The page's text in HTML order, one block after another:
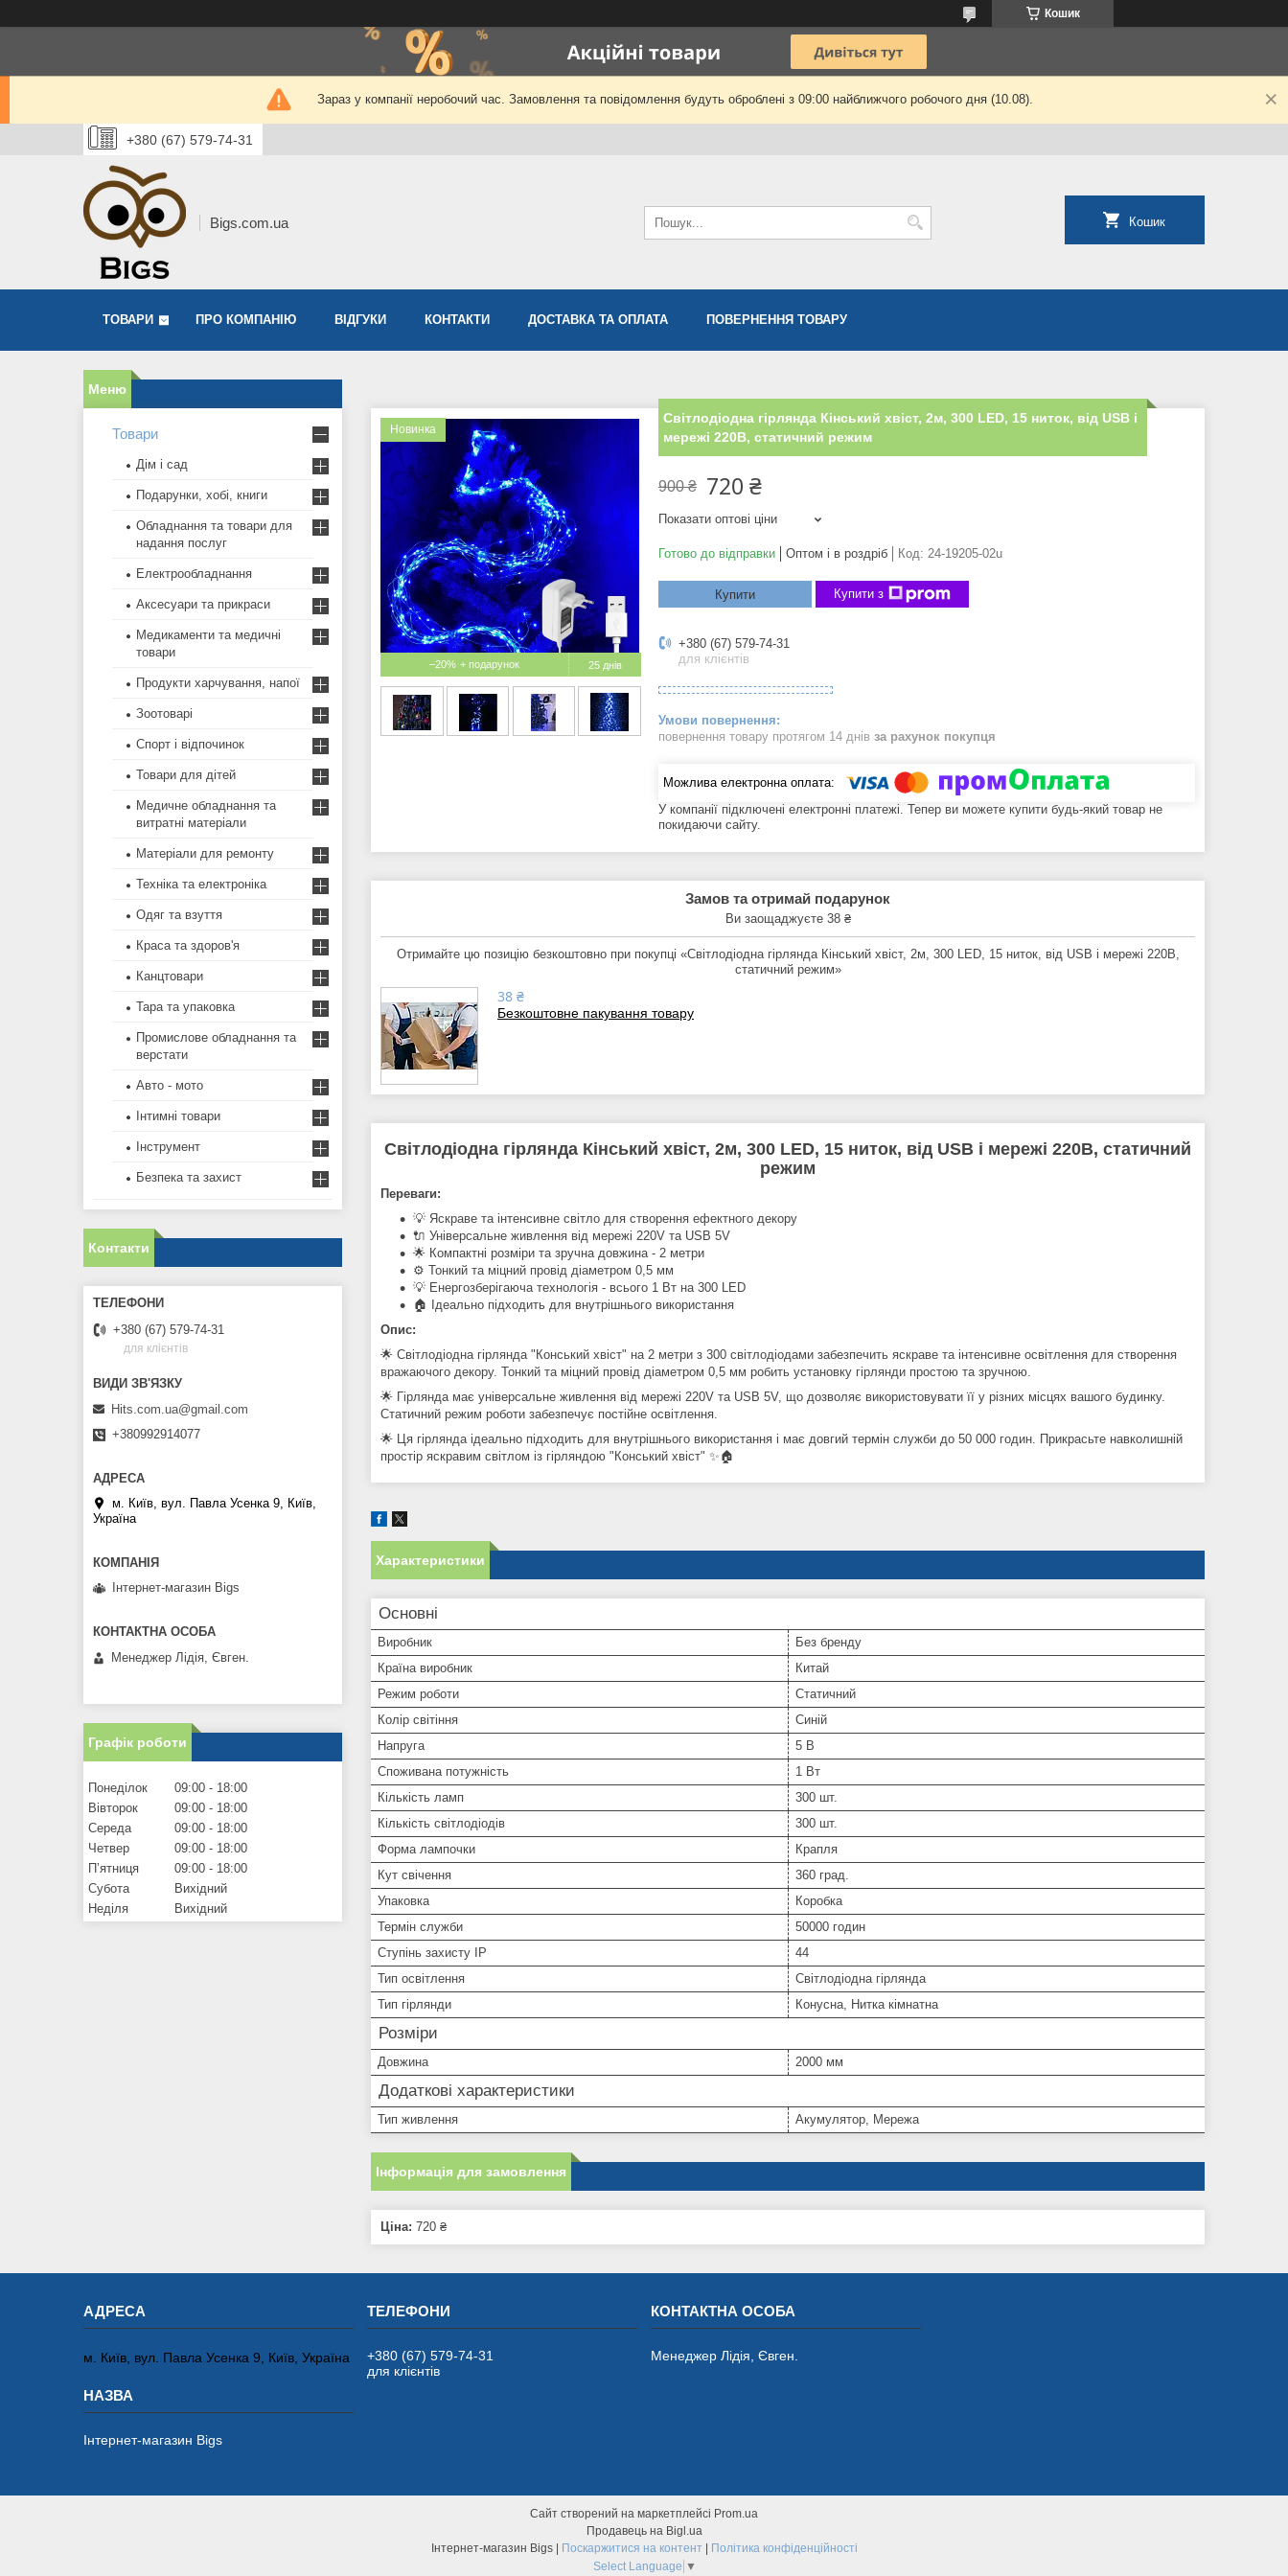
Кошик
Зараз у компанії неробочий час. Замовлення та повідомлення будуть оброблені з 09:00 найближчого робочого дня (10.08).
+380 (67) 579-74-31
Bigs.com.ua Кошик
ТОВАРИ ПРО КОМПАНІЮ ВІДГУКИ КОНТАКТИ ДОСТАВКА ТА ОПЛАТА ПОВЕРНЕННЯ ТОВАРУ
–20% 25 днів
Новинка
Світлодіодна гірлянда Кінський хвіст, 2м, 300 LED, 15 ниток, від USB і
мережі 220В, статичний режим
900 ₴ 720 ₴
Показати оптові ціни
Готово до відправки Оптом і в роздріб Код: 24-19205-02u
Купити Купити з
+380 (67) 579-74-31
для клієнтів
повернення товару протягом 14 днів за рахунок покупця
У компанії підключені електронні платежі. Тепер ви можете купити будь-який товар не
покидаючи сайту.
Замов та отримай подарунок
Ви заощаджуєте 38 ₴
Отримайте цю позицію безкоштовно при покупці «Світлодіодна гірлянда Кінський хвіст, 2м, 300 LED, 15 ниток, від USB і мережі 220В,
статичний режим»
38 ₴
Безкоштовне пакування товару
Світлодіодна гірлянда Кінський хвіст, 2м, 300 LED, 15 ниток, від USB і мережі 220В, статичний
режим
Переваги:
💡 Яскраве та інтенсивне світло для створення ефектного декору
🔌 Універсальне живлення від мережі 220V та USB 5V
🌟 Компактні розміри та зручна довжина - 2 метри
⚙️ Тонкий та міцний провід діаметром 0,5 мм
💡 Енергозберігаюча технологія - всього 1 Вт на 300 LED
🏠 Ідеально підходить для внутрішнього використання
Опис:
🌟 Світлодіодна гірлянда "Конський хвіст" на 2 метри з 300 світлодіодами забезпечить яскраве та інтенсивне освітлення для створення
вражаючого декору. Тонкий та міцний провід діаметром 0,5 мм робить установку гірлянди простою та зручною.
🌟 Гірлянда має універсальне живлення від мережі 220V та USB 5V, що дозволяє використовувати її у різних місцях вашого будинку.
Статичний режим роботи забезпечує постійне освітлення.
🌟 Ця гірлянда ідеально підходить для внутрішнього використання і має довгий термін служби до 50 000 годин. Прикрасьте навколишній
простір яскравим світлом із гірляндою "Конський хвіст" ✨🏠
Характеристики
Основні
Виробник
Без бренду
Країна виробник
Китай
Режим роботи
Статичний
Колір світіння
Синій
Напруга
5 В
Споживана потужність
1 Вт
Кількість ламп
300 шт.
Кількість світлодіодів
300 шт.
Форма лампочки
Крапля
Кут свічення
360 град.
Упаковка
Коробка
Термін служби
50000 годин
Ступінь захисту IP
44
Тип освітлення
Світлодіодна гірлянда
Тип гірлянди
Конусна, Нитка кімнатна
Розміри
Довжина 2000 мм
Додаткові характеристики
Тип живлення Акумулятор, Мережа
Інформація для замовлення
Ціна: 720 ₴
Товари
Дім і сад
Подарунки, хобі, книги
Обладнання та товари для
надання послуг
Електрообладнання
Аксесуари та прикраси
Медикаменти та медичні
товари
Продукти харчування, напої
Зоотоварі
Спорт і відпочинок
Товари для дітей
Медичне обладнання та
витратні матеріали
Матеріали для ремонту
Техніка та електроніка
Одяг та взуття
Краса та здоров'я
Канцтовари
Тара та упаковка
Промислове обладнання та
верстати
Авто - мото
Інтимні товари
Інструмент
Безпека та захист
Контакти
+380 (67) 579-74-31
для клієнтів
Hits.com.ua@gmail.com
+380992914077
м. Київ, вул. Павла Усенка 9, Київ,
Україна
Інтернет-магазин Bigs
Менеджер Лідія, Євген.
Графік роботи
Понеділок 09:00
18:00
Вівторок
09:00
18:00
Середа
09:00
18:00
Четвер
09:00
18:00
Пʼятниця
09:00
18:00
Субота
Вихідний
Неділя
Вихідний
м. Київ, вул. Павла Усенка 9, Київ, Україна
Інтернет-магазин Bigs
+380 (67) 579-74-31
для клієнтів
Менеджер Лідія, Євген.
Сайт створений на маркетплейсі Prom.ua
Продавець на Bigl.ua
Поскаржитися на контент
Політика конфіденційності
Select Language ▼